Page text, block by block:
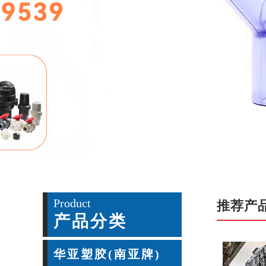
Product
产品分类
华亚塑胶(南亚牌)
推荐产